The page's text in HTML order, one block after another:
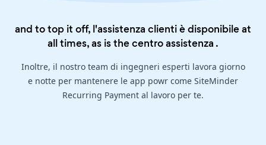
and to top it off, l'assistenza clienti è disponibile at
all times, as is thecentro assistenza .
Inoltre, il nostro team di ingegneri esperti lavora giorno
e notte per mantenere le app powr come SiteMinder
Recurring Payment al lavoro per te.